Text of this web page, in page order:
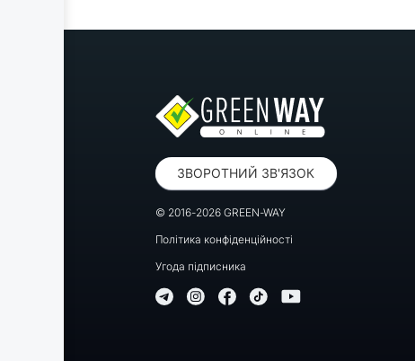
ЗВОРОТНИЙ ЗВ'ЯЗОК
© 2016-2026 GREEN-WAY
Політика конфіденційності
Угода підписника